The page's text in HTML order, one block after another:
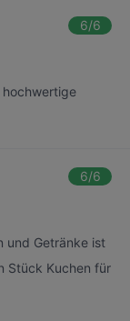
6/6
hochwertige
6/6
und Getränke ist
Stück Kuchen für